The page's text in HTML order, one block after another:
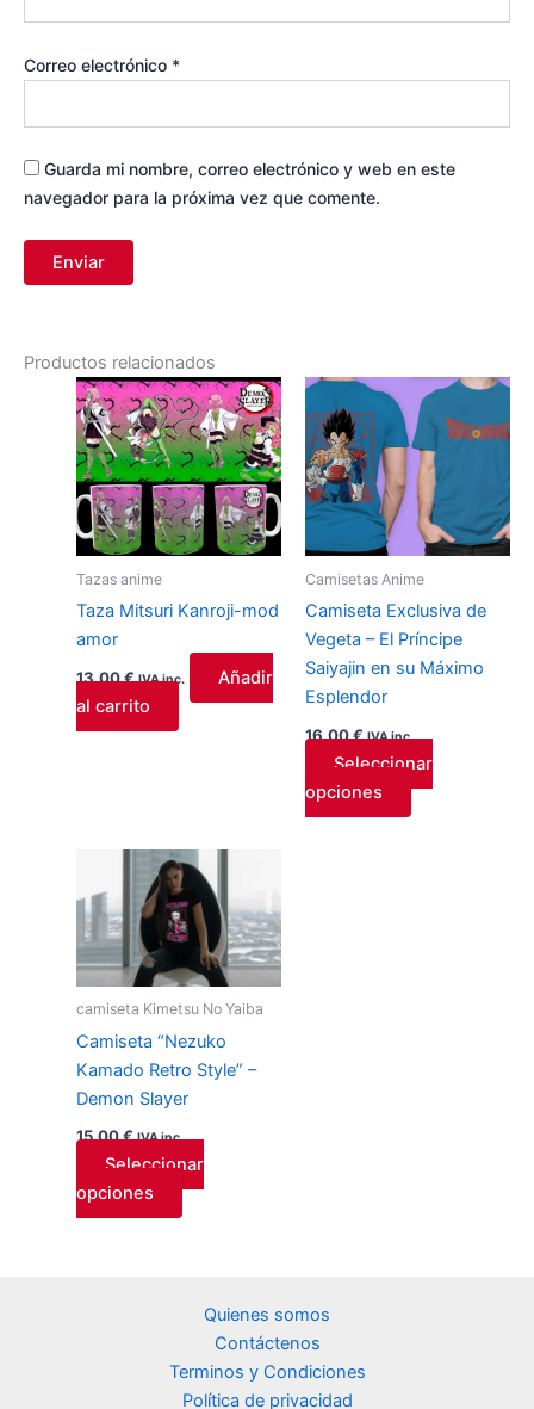
Correo electrónico *
Guarda mi nombre, correo electrónico y web en este
navegador para la próxima vez que comente.
Productos relacionados
Tazas anime
Taza Mitsuri Kanroji-mod
amor
13,00€ IVA inc.
Añadir
al carrito
Camisetas Anime
Camiseta Exclusiva de
Vegeta – El Príncipe
Saiyajin en su Máximo
Esplendor
16,00€ IVA inc.
Seleccionar
opciones
Este
producto
tiene
múltiples
variantes.
Las
opciones
se
pueden
elegir
en
página
de
producto
camiseta Kimetsu No Yaiba
Camiseta “Nezuko
Kamado Retro Style” –
Demon Slayer
15,00€ IVA inc.
Seleccionar
opciones
Este
producto
tiene
múltiples
variantes.
Las
opciones
se
pueden
la
Quienes somos
Contáctenos
Terminos y Condiciones
Política de privacidad